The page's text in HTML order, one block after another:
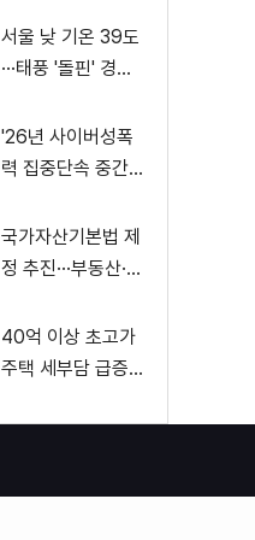
서울 낮 기온 39도
···태풍 '돌핀' 경로
'26년 사이버성폭
력 집중단속 중간
진계획은?
국가자산기본법 제
정 추진···부동산·주
40억 이상 초고가
주택 세부담 급증···
화